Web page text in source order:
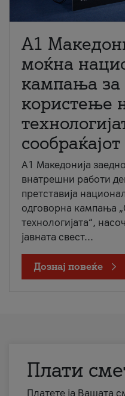
A1
моќна
кампања за
користење
сообраќајот
A1 Македонија
внатрешни работи
претставија
одговорна кампања
технологијата“,
јавната свест...
Дознај повеќе
Плати
Платете ја Вашата